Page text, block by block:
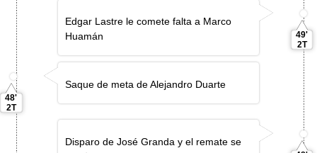
Edgar Lastre le comete falta a Marco
Huamán
49'
2T
48'
2T
Saque de meta de Alejandro Duarte
Disparo de José Granda y el remate se